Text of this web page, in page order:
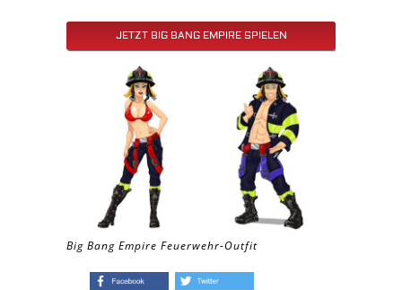
JETZT BIG BANG EMPIRE SPIELEN
Big Bang Empire Feuerwehr-Outfit